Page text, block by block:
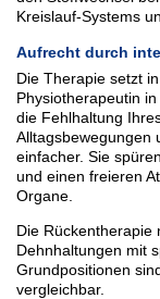
Kreislauf-Systems
Aufrecht durch
Die Therapie setzt
Physiotherapeutin
die Fehlhaltung
Alltagsbewegungen
einfacher. Sie
und einen freieren
Organe.
Die Rückentherapie
Dehnhaltungen mit
Grundpositionen
vergleichbar.